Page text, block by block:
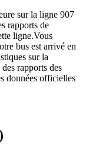
sur la ligne 907
rapports de
ligne.Vous
bus est arrivé en
sur la
rapports des
données officielles